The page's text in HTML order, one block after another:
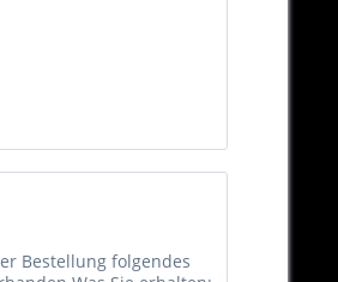
Bestellung folgendes